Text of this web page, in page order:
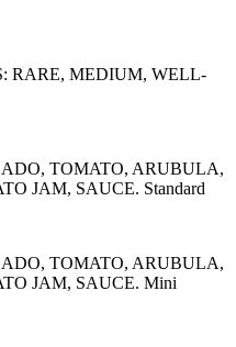
RARE, MEDIUM, WELL-
TOMATO, ARUBULA,
JAM, SAUCE. Standard
TOMATO, ARUBULA,
JAM, SAUCE. Mini